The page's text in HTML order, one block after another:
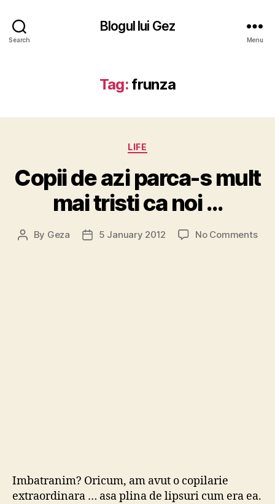
Search
Blogul lui Gez
Menu
Tag: frunza
Categories
LIFE
Copii de azi parca-s mult
mai tristi ca noi …
Post
By Geza
Post5 January 2012 No Commentson
Imbatranim? Oricum, am avut o copilarie
extraordinara … asa plina de lipsuri cum era ea.